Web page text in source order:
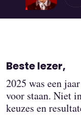
Beste lezer,
2025 was een
voor staan. Niet
keuzes en